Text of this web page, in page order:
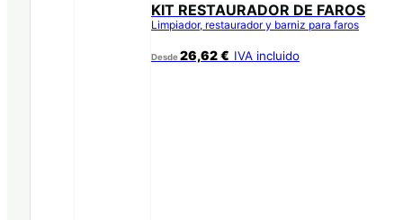
KIT RESTAURADOR DE FAROS
Limpiador, restaurador y barniz para faros
Desde26,62€ IVA incluido